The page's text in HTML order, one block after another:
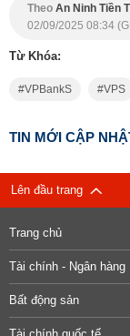
Theo An Ninh Tiền
02/09/2025 08:34
Từ Khóa:
VPBankS VPS
TIN MỚI CẬP
Lên đầu trang
Trang chủ
Tài chính - Ngân hàng
Bất động sản